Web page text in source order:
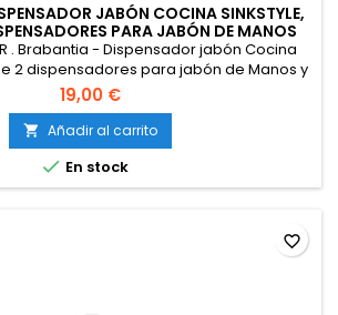
JABÓN COCINA SINKSTYLE,
PARA JABÓN DE MANOS
. Brabantia - Dispensador jabón Cocina
2 dispensadores para jabón de Manos y
con Textura y exprimidor - Mineral
Infinite Grey, 2 x 200 ml
19,00 €
 Añadir al carrito
 En stock
favorite_border